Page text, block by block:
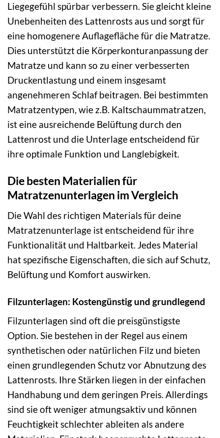
Liegegefühl spürbar verbessern. Sie gleicht kleine
Unebenheiten des Lattenrosts aus und sorgt für
eine homogenere Auflagefläche für die Matratze.
Dies unterstützt die Körperkonturanpassung der
Matratze und kann so zu einer verbesserten
Druckentlastung und einem insgesamt
angenehmeren Schlaf beitragen. Bei bestimmten
Matratzentypen, wie z.B. Kaltschaummatratzen,
ist eine ausreichende Belüftung durch den
Lattenrost und die Unterlage entscheidend für
ihre optimale Funktion und Langlebigkeit.
Die besten Materialien für
Matratzenunterlagen im Vergleich
Die Wahl des richtigen Materials für deine
Matratzenunterlage ist entscheidend für ihre
Funktionalität und Haltbarkeit. Jedes Material
hat spezifische Eigenschaften, die sich auf Schutz,
Belüftung und Komfort auswirken.
Filzunterlagen: Kostengünstig und grundlegend
Filzunterlagen sind oft die preisgünstigste
Option. Sie bestehen in der Regel aus einem
synthetischen oder natürlichen Filz und bieten
einen grundlegenden Schutz vor Abnutzung des
Lattenrosts. Ihre Stärken liegen in der einfachen
Handhabung und dem geringen Preis. Allerdings
sind sie oft weniger atmungsaktiv und können
Feuchtigkeit schlechter ableiten als andere